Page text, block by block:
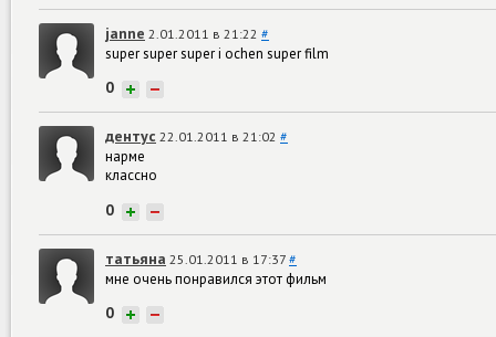
janne 2.01.2011 в 21:22 #
super super super i ochen super film
0 + −
дентус 22.01.2011 в 21:02 #
нарме
классно
0 + −
татьяна 25.01.2011 в 17:37 #
мне очень понравился этот фильм
0 + −